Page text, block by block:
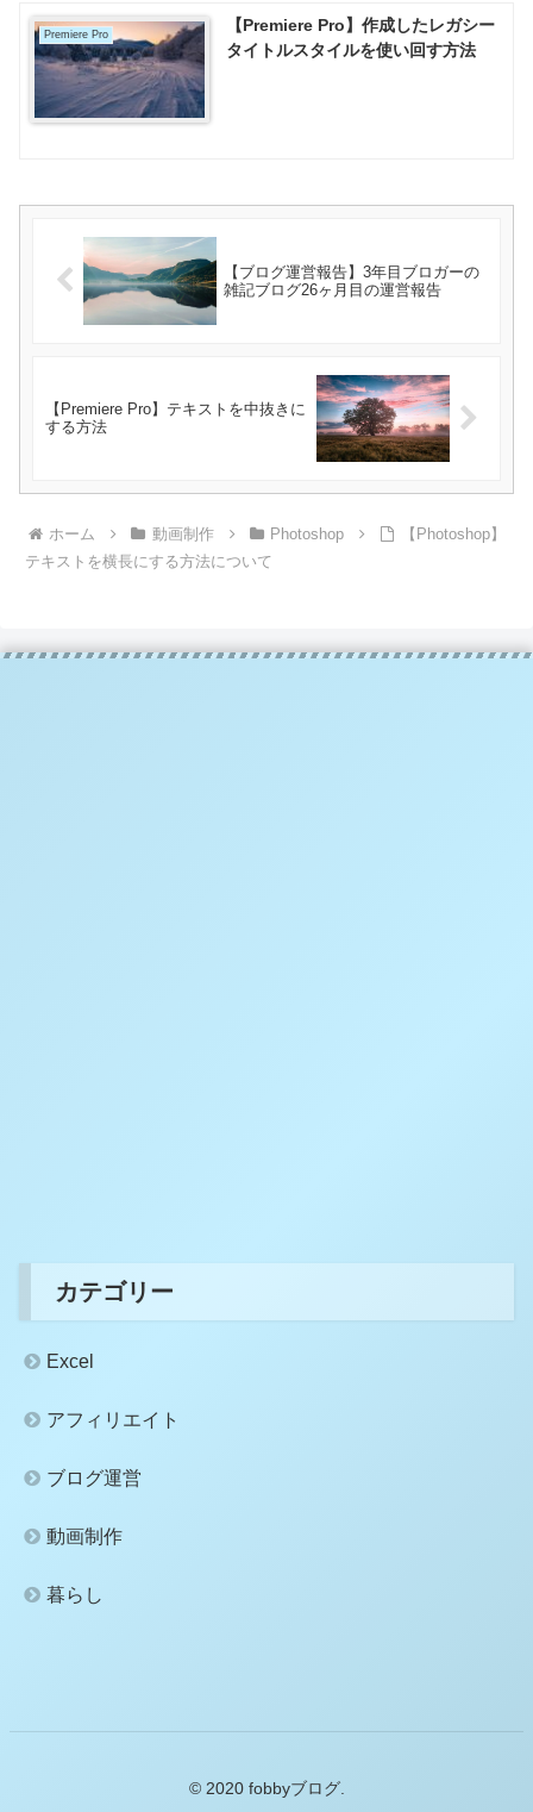
Premiere Pro
【Premiere Pro】作成したレガシー
タイトルスタイルを使い回す方法
【ブログ運営報告】3年目ブロガーの
雑記ブログ26ヶ月目の運営報告
【Premiere Pro】テキストを中抜きに
する方法
ホーム 動画制作 Photoshop
【Photoshop】
テキストを横長にする方法について
カテゴリー
Excel
アフィリエイト
ブログ運営
動画制作
暮らし
© 2020 fobbyブログ.